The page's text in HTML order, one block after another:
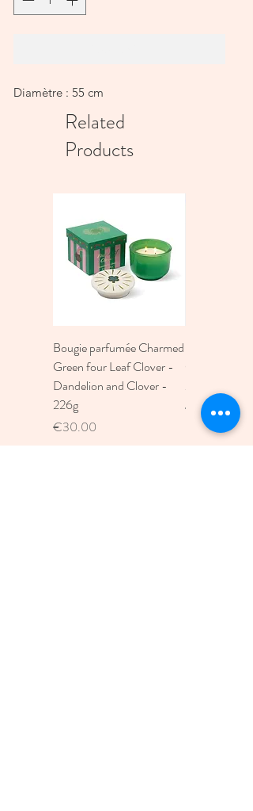
Diamètre : 55 cm
Related
Products
Bougie parfumée Charmed
Green four Leaf Clover -
Dandelion and Clover -
226g
Price
€30.00
Moon
Price
€30.00